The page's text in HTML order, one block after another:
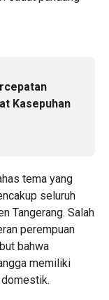
Kasepuhan
tema yang
seluruh
Tangerang. Salah
perempuan
bahwa
memiliki